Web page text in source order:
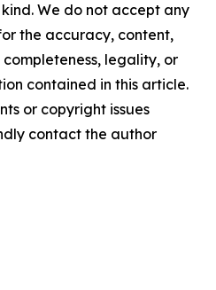
We do not accept any
the accuracy, content,
completeness, legality, or
contained in this article.
or copyright issues
contact the author